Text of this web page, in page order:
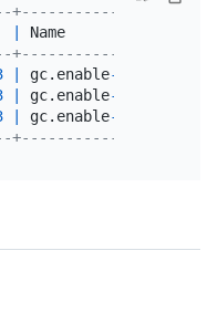
gc.enable-
gc.enable-
gc.enable-